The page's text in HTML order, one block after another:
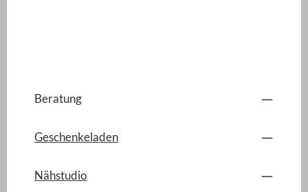
Beratung
Geschenkeladen
Nähstudio